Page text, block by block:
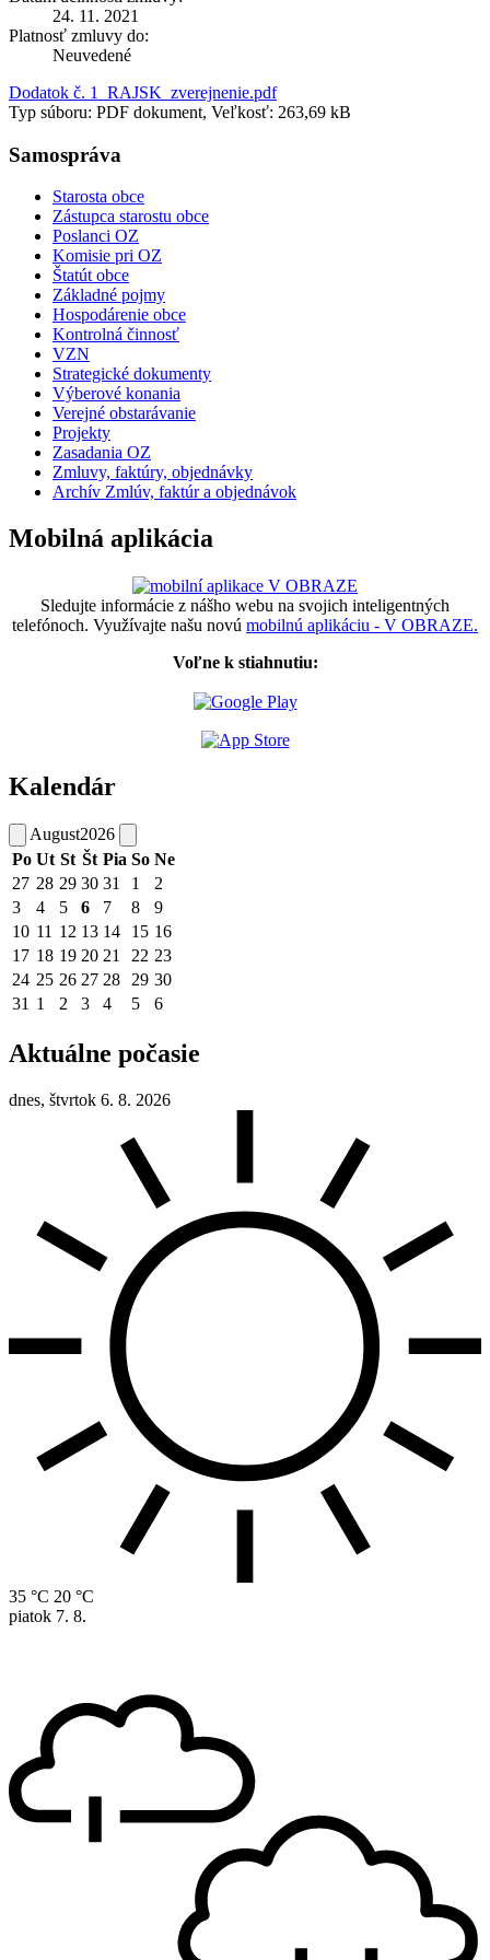
24. 11. 2021
Platnosť zmluvy do:
Neuvedené
Dodatok č. 1_RAJSK_zverejnenie.pdf
Typ súboru: PDF dokument, Veľkosť: 263,69 kB
Samospráva
Starosta obce
Zástupca starostu obce
Poslanci OZ
Komisie pri OZ
Štatút obce
Základné pojmy
Hospodárenie obce
Kontrolná činnosť
VZN
Strategické dokumenty
Výberové konania
Verejné obstarávanie
Projekty
Zasadania OZ
Zmluvy, faktúry, objednávky
Archív Zmlúv, faktúr a objednávok
Mobilná aplikácia
Sledujte informácie z nášho webu na svojich inteligentných
telefónoch. Využívajte našu novú mobilnú aplikáciu - V OBRAZE.
Voľne k stiahnutiu:
Kalendár
August2026
Po Ut St Št Pia So Ne
27 28 29 30 31 1
2
3
4 5 6 7 8
9
10 11 12 13 14 15 16
17 18 19 20 21 22 23
24 25 26 27 28 29 30
31 1 2 3 4 5 6
Aktuálne počasie
dnes, štvrtok 6. 8. 2026
35 °C 20 °C
piatok 7. 8.